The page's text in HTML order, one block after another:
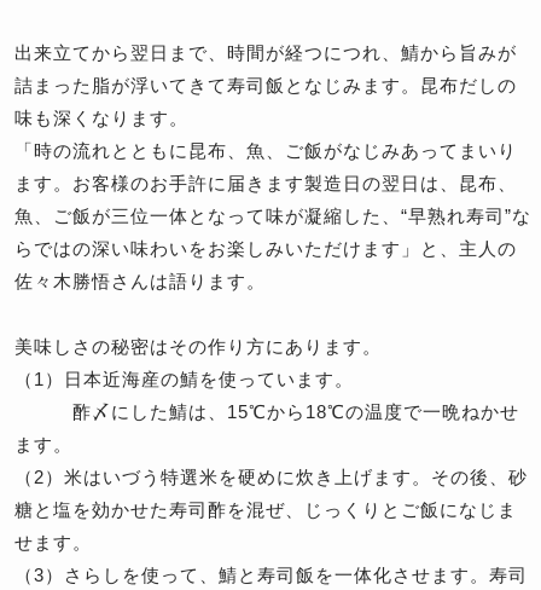
出来立てから翌日まで、時間が経つにつれ、鯖から旨みが
詰まった脂が浮いてきて寿司飯となじみます。昆布だしの
味も深くなります。
「時の流れとともに昆布、魚、ご飯がなじみあってまいり
ます。お客様のお手許に届きます製造日の翌日は、昆布、
魚、ご飯が三位一体となって味が凝縮した、“早熟れ寿司”な
らではの深い味わいをお楽しみいただけます」と、主人の
佐々木勝悟さんは語ります。
美味しさの秘密はその作り方にあります。
（1）日本近海産の鯖を使っています。
酢〆にした鯖は、15℃から18℃の温度で一晩ねかせ
ます。
（2）米はいづう特選米を硬めに炊き上げます。その後、砂
糖と塩を効かせた寿司酢を混ぜ、じっくりとご飯になじま
せます。
（3）さらしを使って、鯖と寿司飯を一体化させます。寿司